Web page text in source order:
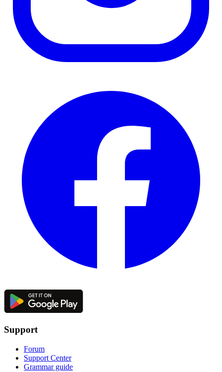
Support
Forum
Support Center
Grammar guide